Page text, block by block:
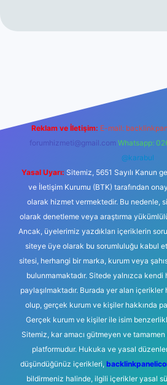
Reklam ve İletişim: E-mail:
forumhizmeti@gmail.com Whatsapp:
@karabul
Yasal Uyarı: Sitemiz, 5651 Sayılı Kanun
ve İletişim Kurumu (BTK) tarafından
olarak hizmet vermektedir. Bu nedenle,
olarak denetleme veya araştırma
Ancak, üyelerimiz yazdıkları içeriklerin
siteye üye olarak bu sorumluluğu kabul
sitesi, herhangi bir marka, kurum veya
bulunmamaktadır. Sitede yalnızca kendi
paylaşılmaktadır. Burada yer alan
olup, gerçek kurum ve kişiler hakkında
Gerçek kurum ve kişiler ile isim
Sitemiz, kar amacı gütmeyen ve
platformudur. Hukuka ve yasal
düşündüğünüz içerikleri,
bildirmeniz halinde, ilgili içerikler yasal